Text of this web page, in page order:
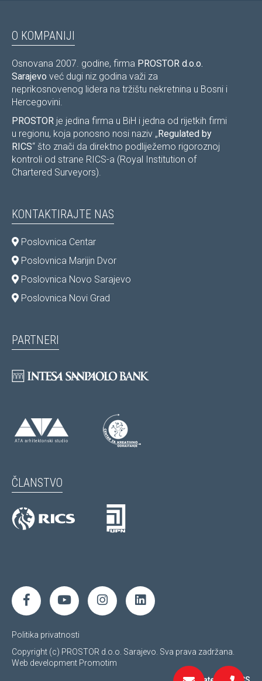
O KOMPANIJI
Osnovana 2007. godine, firma PROSTOR d.o.o.
Sarajevo već dugi niz godina važi za
neprikosnovenog lidera na tržištu nekretnina u Bosni i
Hercegovini.
PROSTOR je jedina firma u BiH i jedna od rijetkih firmi
u regionu, koja ponosno nosi naziv „Regulated by
RICS“ što znači da direktno podliježemo rigoroznoj
kontroli od strane RICS-a (Royal Institution of
Chartered Surveyors).
KONTAKTIRAJTE NAS
Poslovnica Centar
Poslovnica Marijin Dvor
Poslovnica Novo Sarajevo
Poslovnica Novi Grad
PARTNERI
ČLANSTVO
Politika privatnosti
Copyright (c) PROSTOR d.o.o. Sarajevo. Sva prava zadržana.
Web development Promotim